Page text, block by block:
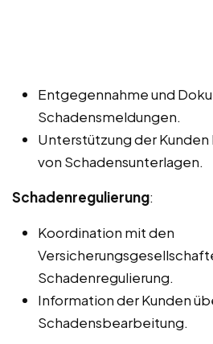
Entgegennahme und
Schadensmeldungen.
Unterstützung der
von Schadensunterlagen.
Schadenregulierung:
Koordination mit den
Schadenregulierung.
Information der Kunden
Schadensbearbeitung.